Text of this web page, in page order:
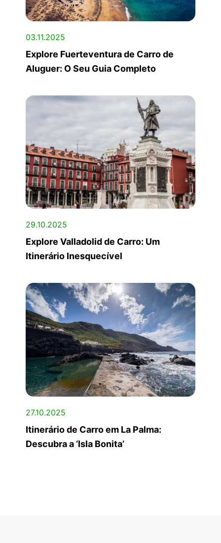
03.11.2025
Explore Fuerteventura de Carro de
Aluguer: O Seu Guia Completo
29.10.2025
Explore Valladolid de Carro: Um
Itinerário Inesquecível
27.10.2025
Itinerário de Carro em La Palma:
Descubra a ‘Isla Bonita’